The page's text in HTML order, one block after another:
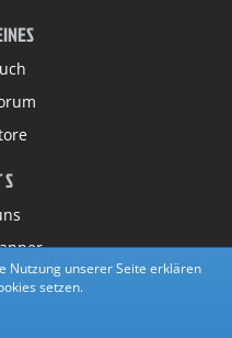
Nutzung unserer Seite erklären
setzen.